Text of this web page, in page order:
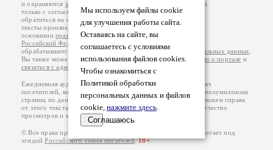
Мы используем файлы cookie
для улучшения работы сайта.
Оставаясь на сайте, вы
соглашаетесь с условиями
использования файлов cookies.
Чтобы ознакомиться с
Политикой обработки
персональных данных и файлов
cookie, нажмите здесь.
Соглашаюсь
и охраняются законом
. Перепечатка произведений возможна
только с согласия его автора, к которому вы можете
обратиться на его авторской странице. Ответственность за
тексты произведений авторы несут самостоятельно на
основанииправил публикацииизаконодательства
Российской Федерации
обрабатываются на основанииПолитики обработки персональных данных
Вы также можете посмотреть более подробнуюинформацию о портале и
связаться с администрацией
Ежедневная аудитория портала Проза.ру – порядка 100 тысяч
посетителей, которые в общей сумме просматривают более полумиллиона
страниц по данным счетчика посещаемости, который расположен справа
от этого текста. В каждой графе указано по две цифры: количество
просмотров и количество посетителей.
© Все права принадлежат авторам, 2000-2026. Портал работает под
эгидойРоссийского союза писателей.18+